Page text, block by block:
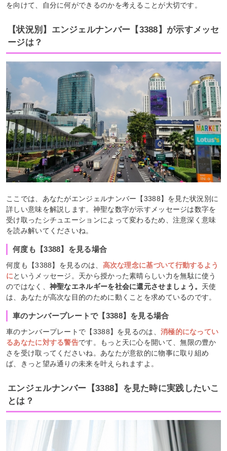
を向けて、自分に何ができるのかを考えることが大切です。
【状況別】エンジェルナンバー【3388】が示すメッセ
ージは？
ここでは、あなたがエンジェルナンバー【3388】を見た状況別に
詳しい意味を解説します。神聖な数字が示すメッセージは数字を
受け取ったシチュエーションによって変わるため、注意深く意味
を読み解いてくださいね。
何度も【3388】を見る場合
何度も【3388】を見るのは、 高次な理念に基づいて行動するよう
にというメッセージ。天から授かった素晴らしい力を無駄に使う
のではなく、 神聖なエネルギーを社会に還元させましょう。 天使
は、あなたが高次な目的のために動くことを求めているのです。
車のナンバープレートで【3388】を見る場合
車のナンバープレートで【3388】を見るのは、 消極的になってい
るあなたに対する警告です。もっと天に心を開いて、無限の豊か
さを受け取ってくださいね。あなたが意欲的に物事に取り組め
ば、きっと望み通りの未来を叶えられますよ。
エンジェルナンバー【3388】を見た時に実践したいこ
とは？